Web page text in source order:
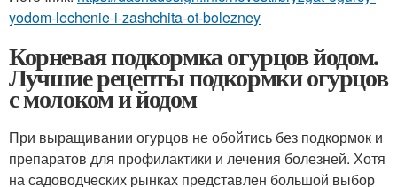
yodom-lechenie-i-zashchita-ot-bolezney
Корневая подкормка огурцов йодом.
Лучшие рецепты подкормки огурцов
с молоком и йодом
При выращивании огурцов не обойтись без подкормок и
препаратов для профилактики и лечения болезней. Хотя
на садоводческих рынках представлен большой выбор